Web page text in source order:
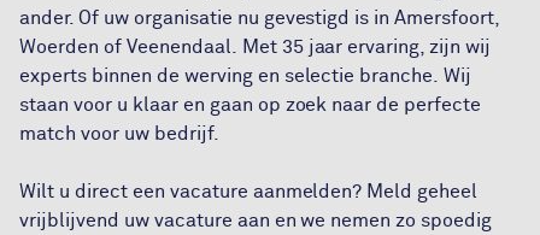
ander. Of uw organisatie nu gevestigd is in Amersfoort,
Woerden of Veenendaal. Met 35 jaar ervaring, zijn wij
experts binnen de werving en selectie branche. Wij
staan voor u klaar en gaan op zoek naar de perfecte
match voor uw bedrijf.
Wilt u direct een vacature aanmelden? Meld geheel
vrijblijvend uw vacature aan en we nemen zo spoedig